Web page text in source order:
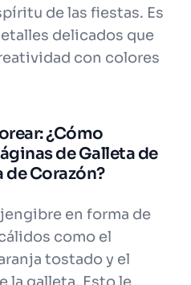
de las fiestas. Es
delicados que
con colores
¿Cómo
de Galleta de
de Corazón?
en forma de
como el
tostado y el